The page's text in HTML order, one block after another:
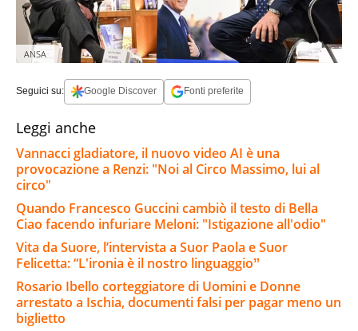
ANSA
Seguici su: Google Discover Fonti preferite
Leggi anche
Vannacci gladiatore, il nuovo video AI è una
provocazione a Renzi: "Noi al Circo Massimo, lui al
circo"
Quando Francesco Guccini cambiò il testo di Bella
Ciao facendo infuriare Meloni: "Istigazione all'odio"
Vita da Suore, l’intervista a Suor Paola e Suor
Felicetta: “L'ironia è il nostro linguaggioˮ
Rosario Ibello corteggiatore di Uomini e Donne
arrestato a Ischia, documenti falsi per pagar meno un
biglietto